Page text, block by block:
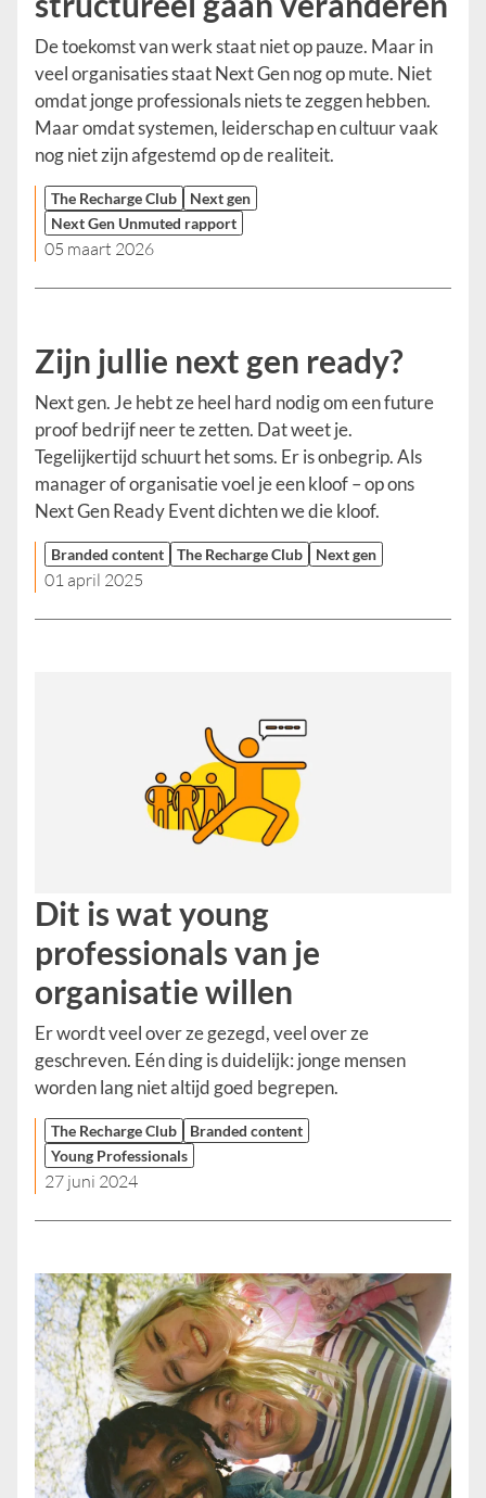
De toekomst van werk staat niet op pauze. Maar in
veel organisaties staat Next Gen nog op mute. Niet
omdat jonge professionals niets te zeggen hebben.
Maar omdat systemen, leiderschap en cultuur vaak
nog niet zijn afgestemd op de realiteit.
The Recharge Club
Next gen
Next Gen Unmuted rapport
05 maart 2026
Zijn jullie next gen ready?
Next gen. Je hebt ze heel hard nodig om een future
proof bedrijf neer te zetten. Dat weet je.
Tegelijkertijd schuurt het soms. Er is onbegrip. Als
manager of organisatie voel je een kloof – op ons
Next Gen Ready Event dichten we die kloof.
Branded content The Recharge Club Next gen
01 april 2025
Dit is wat young
professionals van je
organisatie willen
Er wordt veel over ze gezegd, veel over ze
geschreven. Eén ding is duidelijk: jonge mensen
worden lang niet altijd goed begrepen.
The Recharge Club
Branded content
Young Professionals
27 juni 2024